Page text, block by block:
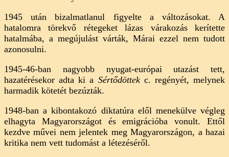
1945 után bizalmatlanul figyelte a változásokat. A
hatalomra törekvő rétegeket lázas várakozás kerítette
hatalmába, a megújulást várták, Márai ezzel nem tudott
azonosulni.
1945-46-ban nagyobb nyugat-európai utazást tett,
hazatérésekor adta ki a Sértődöttekc. regényét, melynek
harmadik kötetét bezúzták.
1948-ban a kibontakozó diktatúra elől menekülve végleg
elhagyta Magyarországot és emigrációba vonult. Ettől
kezdve művei nem jelentek meg Magyarországon, a hazai
kritika nem vett tudomást a létezéséről.